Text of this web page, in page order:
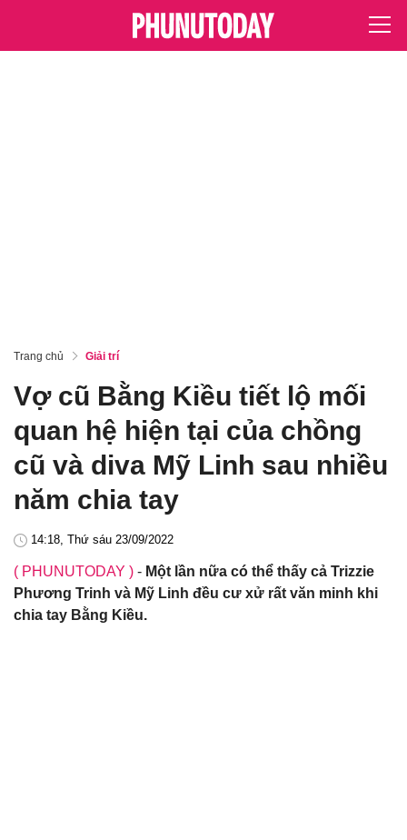
Trang chủ Giải trí
Vợ cũ Bằng Kiều tiết lộ mối
quan hệ hiện tại của chồng
cũ và diva Mỹ Linh sau nhiều
năm chia tay
14:18, Thứ sáu 23/09/2022
( PHUNUTODAY ) - Một lần nữa có thể thấy cả Trizzie
Phương Trinh và Mỹ Linh đều cư xử rất văn minh khi
chia tay Bằng Kiều.